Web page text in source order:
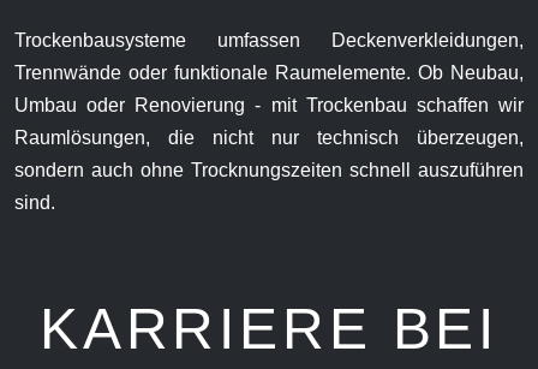
Trockenbausysteme umfassen Deckenverkleidungen,
Trennwände oder funktionale Raumelemente. Ob Neubau,
Umbau oder Renovierung - mit Trockenbau schaffen wir
Raumlösungen, die nicht nur technisch überzeugen,
sondern auch ohne Trocknungszeiten schnell auszuführen
sind.
KARRIERE BEI